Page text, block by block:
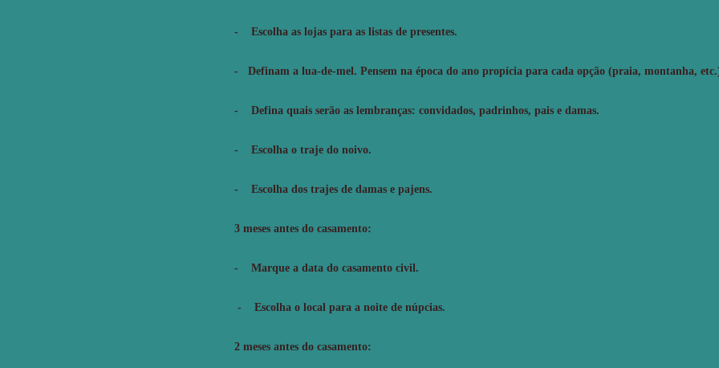
- Escolha as lojas para as listas de presentes.
- Definam a lua-de-mel. Pensem na época do ano propícia para cada opção (praia, montanha,
- Defina quais serão as lembranças: convidados, padrinhos, pais e damas.
- Escolha o traje do noivo.
- Escolha dos trajes de damas e pajens.
3 meses antes do casamento:
- Marque a data do casamento civil.
- Escolha o local para a noite de núpcias.
2 meses antes do casamento: